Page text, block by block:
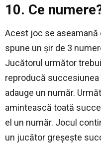
10. Ce
Acest joc se aseamană
spune un șir de 3
Jucătorul următor
reproducă succesiunea
adauge un număr.
amintească toată
el un număr. Jocul
un jucător greșește